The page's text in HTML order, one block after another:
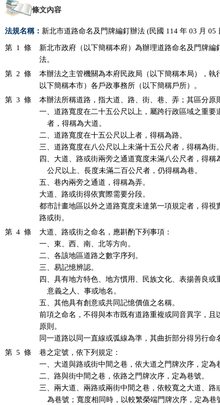
條文內容
法規名稱： 新北市道路命名及門牌編釘辦法 (民國 114 年 03 月 05
第 1 條
新北市政府（以下簡稱本府）為辦理道路命名及門牌編
法。
第 2 條
本辦法之主管機關為本府民政局（以下簡稱本局），執
以下簡稱本市）各戶政事務所（以下簡稱戶所）。
第 3 條
本辦法所稱道路，指大道、路、街、巷、弄；其區分原
一、道路寬度在二十五公尺以上，屬跨行政區域之重要
    者，得稱為大道。
二、道路寬度在十五公尺以上者，得稱為路。
三、道路寬度在八公尺以上未滿十五公尺者，得稱為街
四、大道、路或街兩旁之通道寬度未滿八公尺者，得稱
    公尺以上、長度未滿二百公尺者，仍得稱為巷。
五、巷內兩旁之通道，得稱為弄。
大道、路或街得依實際需要分段。
都市計畫地區以外之道路寬度未達第一項規定者，得視
路或街。
第 4 條
大道、路或街之命名，應斟酌下列事項：
一、東、西、南、北等方向。
二、各該地區道路之數字序列。
三、易記憶辨認。
四、具有地方特色、地方慣用、民族文化、表揚善良或
    意義之人、事或地名。
五、其他具有創意或共同記憶價值之名稱。
前項之命名，不得與本市既有道路重複或同音異字，且
原則。
同一道路以同一直線或弧線為準，其曲折部分得另行命
第 5 條
巷之定號，依下列規定：
一、大道與路或街中間之巷，依大道之門牌次序，定為
二、路與街中間之巷，依路之門牌次序，定為巷號。
三、兩大道、兩路或兩街中間之巷，依較寬之大道、路
為巷號；寬度相同時，以較繁榮端門牌次序，定為巷